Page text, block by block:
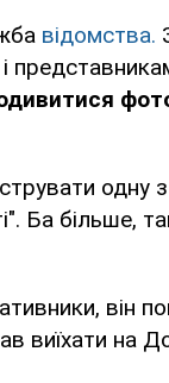
відомства.
одну
Ба більше,
він
виїхати на